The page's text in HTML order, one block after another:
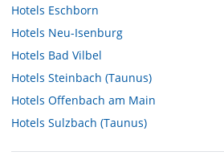
Hotels Eschborn
Hotels Neu-Isenburg
Hotels Bad Vilbel
Hotels Steinbach (Taunus)
Hotels Offenbach am Main
Hotels Sulzbach (Taunus)